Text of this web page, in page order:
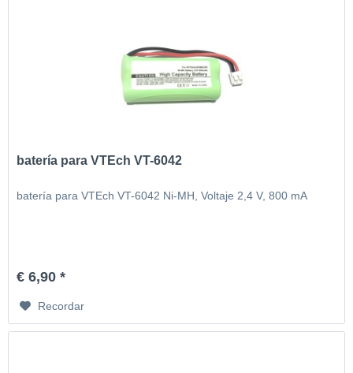
batería para VTEch VT-6042
batería para VTEch VT-6042 Ni-MH, Voltaje 2,4 V, 800 mA
€ 6,90 *
Recordar